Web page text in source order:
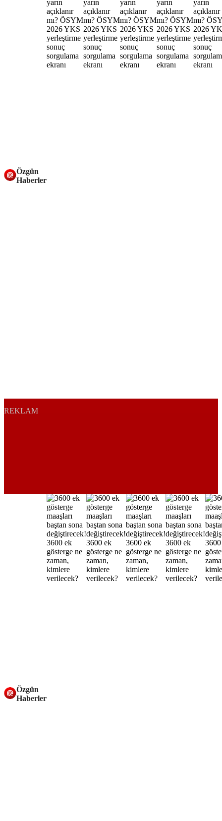
Özgün
Haberler
REKLAM
Özgün
Haberler